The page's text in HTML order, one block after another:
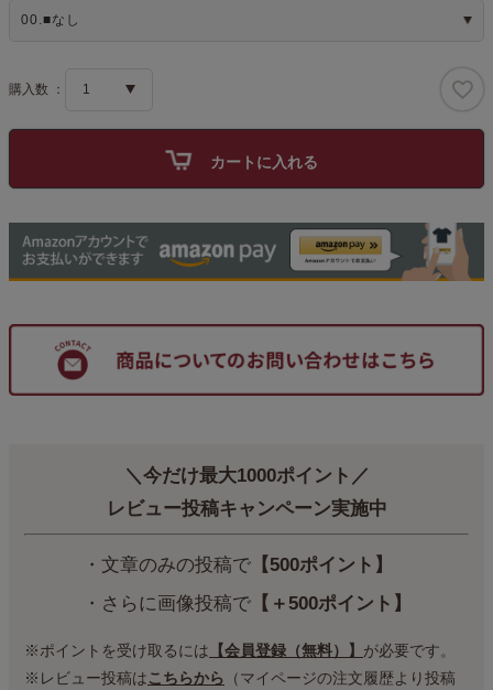
カートに入れる
＼今だけ最大1000ポイント／
レビュー投稿キャンペーン実施中
・文章のみの投稿で【500ポイント】
・さらに画像投稿で【＋500ポイント】
※ポイントを受け取るには 【会員登録（無料）】 が必要です。
※レビュー投稿はこちらから （マイページの注文履歴より投稿